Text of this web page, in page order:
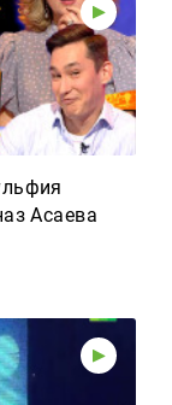
Асаева